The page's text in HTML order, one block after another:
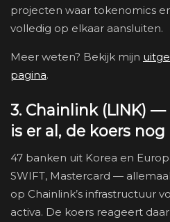
projecten waar tokenomics
volledig op elkaar aansluiten.
Meer weten? Bekijk mijn
pagina.
3. Chainlink (LINK)
is er al, de koers
47 banken uit Korea en
SWIFT, Mastercard —
op Chainlink’s infrastructuur
activa. De koers reageert